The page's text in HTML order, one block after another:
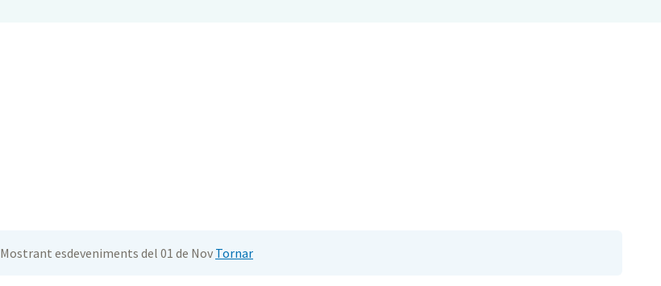
Mostrant esdeveniments del 01 de Nov Tornar